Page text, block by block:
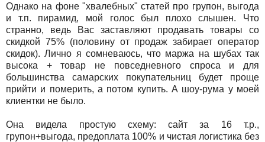
Однако на фоне "хвалебных" статей про групон, выгода
и т.п. пирамид, мой голос был плохо слышен. Что
странно, ведь Вас заставляют продавать товары со
скидкой 75% (половину от продаж забирает оператор
скидок). Лично я сомневаюсь, что маржа на шубах так
высока + товар не повседневного спроса и для
большинства самарских покупательниц будет проще
прийти и померить, а потом купить. А шоу-рума у моей
клиентки не было.
Она видела простую схему: сайт за 16 т.р.,
групон+выгода, предоплата 100% и чистая логистика без